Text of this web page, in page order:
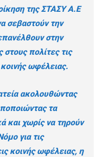
της ΣΤΑΣΥ Α.Ε
σεβαστούν την
στην
πολίτες τις
ωφέλειας.
ακολουθώντας
τα
και χωρίς να τηρούν
για τις
κοινής ωφέλειας, η